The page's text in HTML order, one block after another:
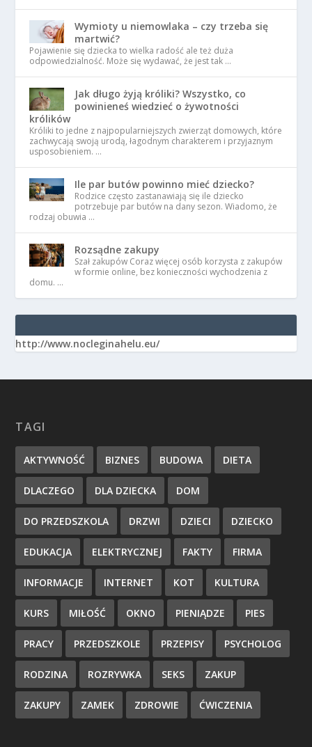
Wymioty u niemowlaka – czy trzeba się
martwić?
Pojawienie się dziecka to wielka radość ale też duża
odpowiedzialność. Może się wydawać, że jest tak …
Jak długo żyją króliki? Wszystko, co
powinieneś wiedzieć o żywotności
królików
Króliki to jedne z najpopularniejszych zwierząt domowych, które
zachwycają swoją urodą, łagodnym charakterem i przyjaznym
usposobieniem. …
Ile par butów powinno mieć dziecko?
Rodzice często zastanawiają się ile dziecko
potrzebuje par butów na dany sezon. Wiadomo, że
rodzaj obuwia …
Rozsądne zakupy
Szał zakupów Coraz więcej osób korzysta z zakupów
w formie online, bez konieczności wychodzenia z
domu. …
http://www.nocleginahelu.eu/
TAGI
AKTYWNOŚĆ BIZNES BUDOWA DIETA
DLACZEGO DLA DZIECKA DOM
DO PRZEDSZKOLA DRZWI DZIECI DZIECKO
EDUKACJA ELEKTRYCZNEJ FAKTY FIRMA
INFORMACJE INTERNET KOT KULTURA
KURS MIŁOŚĆ OKNO PIENIĄDZE PIES
PRACY PRZEDSZKOLE PRZEPISY PSYCHOLOG
RODZINA ROZRYWKA SEKS ZAKUP
ZAKUPY ZAMEK ZDROWIE ĆWICZENIA